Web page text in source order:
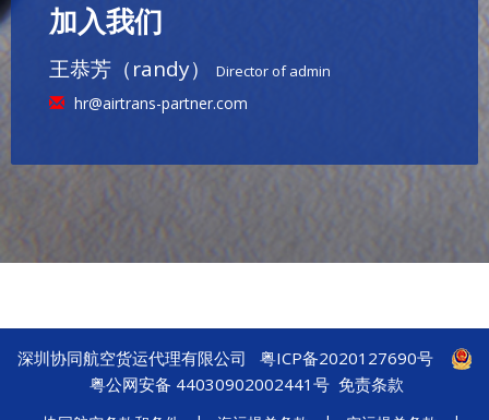
加入我们
王恭芳（randy） Director of admin
hr@airtrans-partner.com
深圳协同航空货运代理有限公司
粤ICP备2020127690号
粤公网安备 44030902002441号 免责条款